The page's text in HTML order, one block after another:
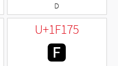
D
U+1F175
🅵